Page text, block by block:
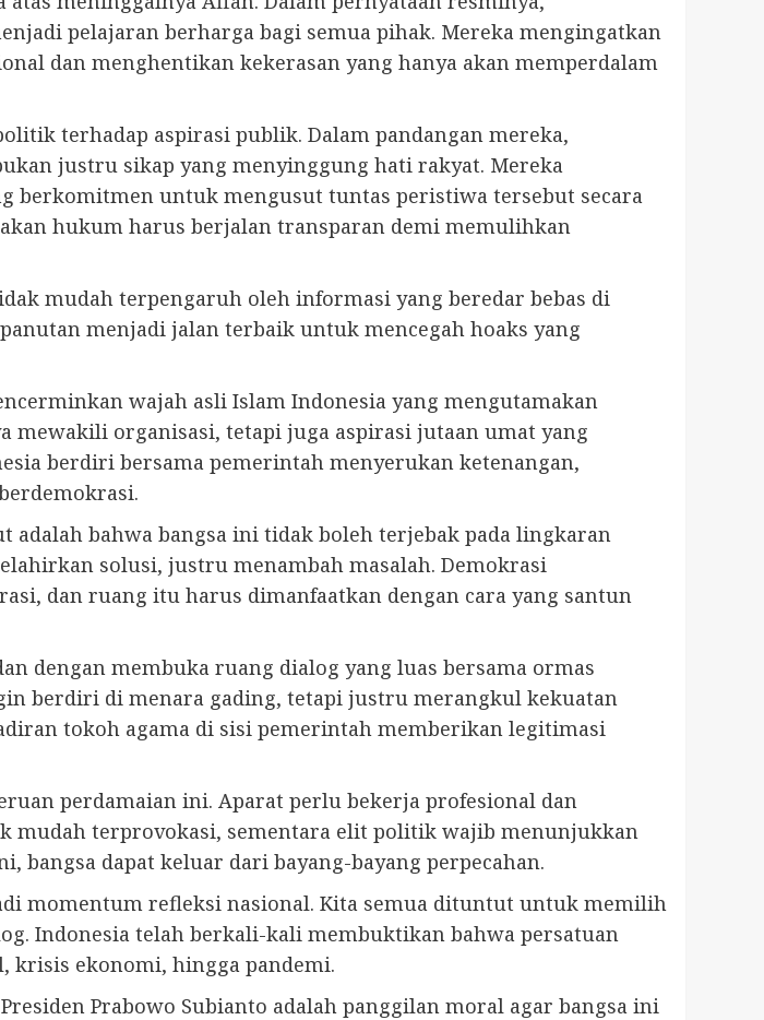
pelajaran berharga bagi semua pihak. Mereka mengingatkan
dan menghentikan kekerasan yang hanya akan memperdalam
terhadap aspirasi publik. Dalam pandangan mereka,
justru sikap yang menyinggung hati rakyat. Mereka
berkomitmen untuk mengusut tuntas peristiwa tersebut secara
hukum harus berjalan transparan demi memulihkan
mudah terpengaruh oleh informasi yang beredar bebas di
menjadi jalan terbaik untuk mencegah hoaks yang
wajah asli Islam Indonesia yang mengutamakan
mewakili organisasi, tetapi juga aspirasi jutaan umat yang
berdiri bersama pemerintah menyerukan ketenangan,
bahwa bangsa ini tidak boleh terjebak pada lingkaran
solusi, justru menambah masalah. Demokrasi
dan ruang itu harus dimanfaatkan dengan cara yang santun
dengan membuka ruang dialog yang luas bersama ormas
berdiri di menara gading, tetapi justru merangkul kekuatan
tokoh agama di sisi pemerintah memberikan legitimasi
perdamaian ini. Aparat perlu bekerja profesional dan
mudah terprovokasi, sementara elit politik wajib menunjukkan
bangsa dapat keluar dari bayang-bayang perpecahan.
momentum refleksi nasional. Kita semua dituntut untuk memilih
Indonesia telah berkali-kali membuktikan bahwa persatuan
krisis ekonomi, hingga pandemi.
Prabowo Subianto adalah panggilan moral agar bangsa ini